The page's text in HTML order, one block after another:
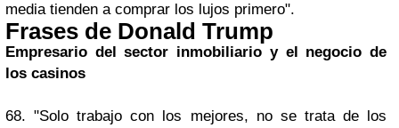
media tienden a comprar los lujos primero".
Frases de Donald Trump
Empresario del sector inmobiliario y el negocio de
los casinos
68. "Solo trabajo con los mejores, no se trata de los